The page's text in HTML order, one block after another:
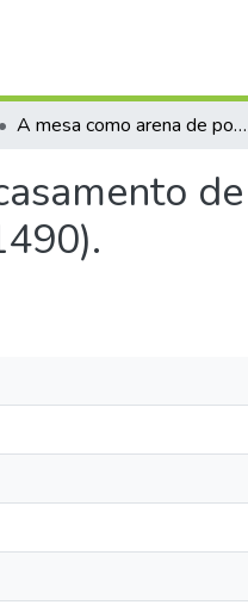
A mesa como arena de poder: o banquete do casamento de D. Afonso de Portugal e D. Isabel de Castela e Aragão (1490).